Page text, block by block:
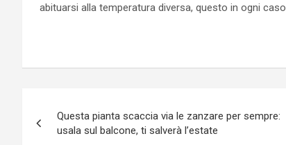
abituarsi alla temperatura diversa, questo in ogni caso.
articoli
Questa pianta scaccia via le zanzare per sempre:
usala sul balcone, ti salverà l’estate